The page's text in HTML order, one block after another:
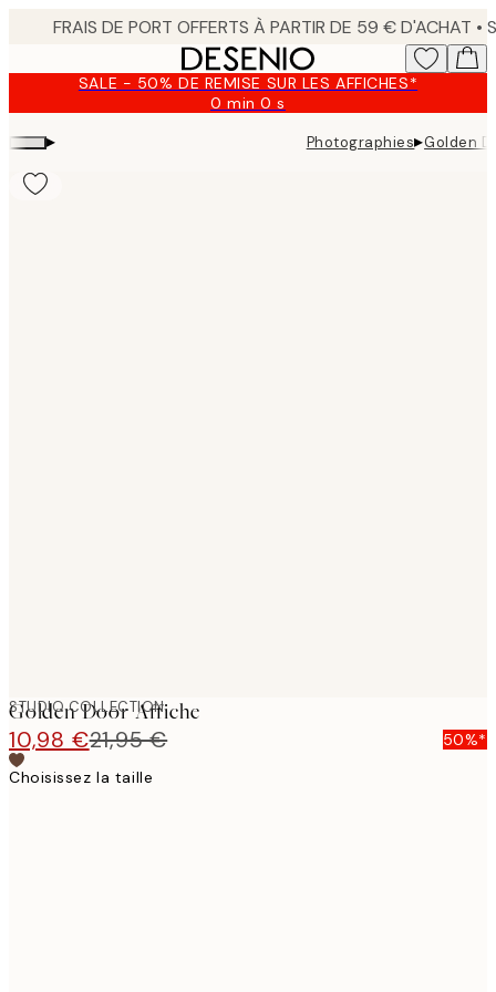
content.SALE - 50% DE REMISE SUR LES AFFICHES*
0 min0 s
Valable
jusqu'au
▸ Photographies▸Golden
STUDIO COLLECTION
Golden Door Affiche
10,98 €21,95 €
50%*
Choisissez la taille